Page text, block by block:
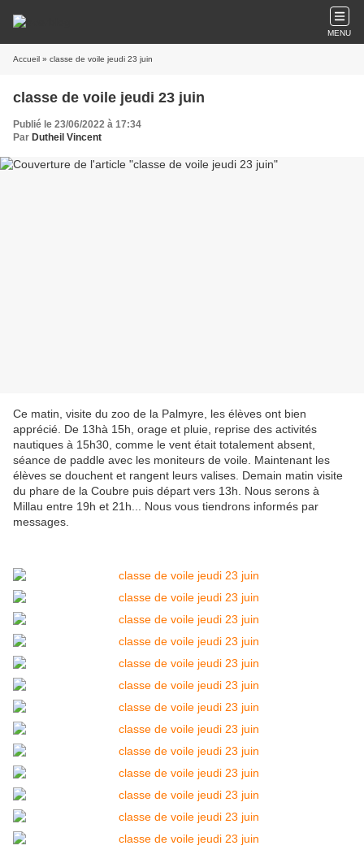
MENU
Accueil » classe de voile jeudi 23 juin
classe de voile jeudi 23 juin
Publié le 23/06/2022 à 17:34
Par Dutheil Vincent
Ce matin, visite du zoo de la Palmyre, les élèves ont bien
apprécié. De 13hà 15h, orage et pluie, reprise des activités
nautiques à 15h30, comme le vent était totalement absent,
séance de paddle avec les moniteurs de voile. Maintenant les
élèves se douchent et rangent leurs valises. Demain matin visite
du phare de la Coubre puis départ vers 13h. Nous serons à
Millau entre 19h et 21h... Nous vous tiendrons informés par
messages.